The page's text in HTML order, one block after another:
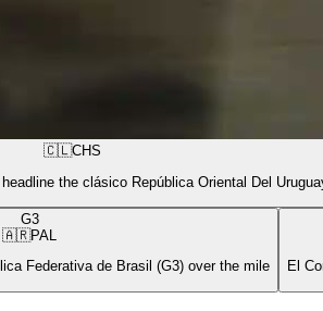
🇨🇱CHS
the clásico República Oriental Del
G3
🇦🇷PAL
Federativa de Brasil (G3) over the mile
El